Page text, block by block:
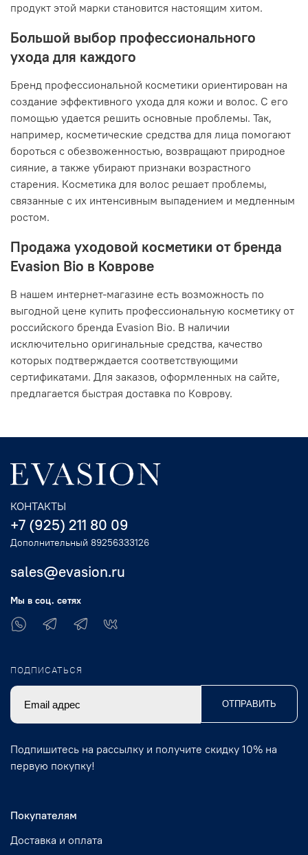
продукт этой марки становится настоящим хитом.
Большой выбор профессионального
ухода для каждого
Бренд профессиональной косметики ориентирован на
создание эффективного ухода для кожи и волос. С его
помощью удается решить основные проблемы. Так,
например, косметические средства для лица помогают
бороться с обезвоженностью, возвращают природное
сияние, а также убирают признаки возрастного
старения. Косметика для волос решает проблемы,
связанные с их интенсивным выпадением и медленным
ростом.
Продажа уходовой косметики от бренда
Evasion Bio в Коврове
В нашем интернет-магазине есть возможность по
выгодной цене купить профессиональную косметику от
российского бренда Evasion Bio. В наличии
исключительно оригинальные средства, качество
которых подтверждается соответствующими
сертификатами. Для заказов, оформленных на сайте,
предлагается быстрая доставка по Коврову.
Покупателям
Доставка и оплата
КОНТАКТЫ
+7 (925) 211 80 09
Дополнительный 89256333126
sales@evasion.ru
Мы в соц. сетях
ПОДПИСАТЬСЯ
ОТПРАВИТЬ
Подпишитесь на рассылку и получите скидку 10% на
первую покупку!